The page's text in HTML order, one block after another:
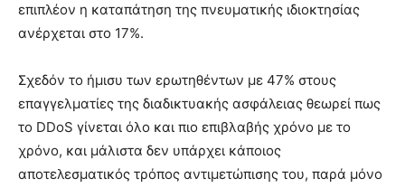
επιπλέον η καταπάτηση της πνευματικής ιδιοκτησίας
ανέρχεται στο 17%.
Σχεδόν το ήμισυ των ερωτηθέντων με 47% στους
επαγγελματίες της διαδικτυακής ασφάλειας θεωρεί πως
το DDoS γίνεται όλο και πιο επιβλαβής χρόνο με το
χρόνο, και μάλιστα δεν υπάρχει κάποιος
αποτελεσματικός τρόπος αντιμετώπισης του, παρά μόνο